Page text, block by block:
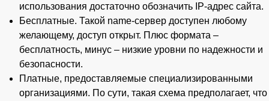
использования достаточно обозначить IP-адрес сайта.
Бесплатные. Такой name-сервер доступен любому
желающему, доступ открыт. Плюс формата –
бесплатность, минус – низкие уровни по надежности и
безопасности.
Платные, предоставляемые специализированными
организациями. По сути, такая схема предполагает, что